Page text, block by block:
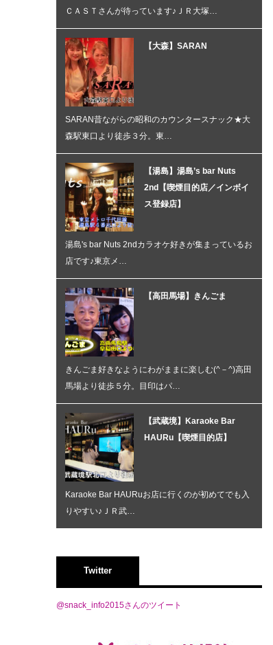
ＣＡＳＴさんが待っています♪ＪＲ大塚…
【大森】SARAN
SARAN昔ながらの昭和のカウンタースナック★大
森駅東口より徒歩３分。東…
【湯島】湯島’s bar Nuts
2nd【喫煙目的店／インボイ
ス登録店】
湯島's bar Nuts 2ndカラオケ好きが集まっているお
店です♪東京メ…
【高田馬場】きんごま
きんごま好きなようにわがままに楽しむ(^－^)高田
馬場より徒歩５分。目印はパ…
【武蔵境】Karaoke Bar
HAURu【喫煙目的店】
Karaoke Bar HAURuお店に行くのが初めてでも入
りやすい♪ＪＲ武…
Twitter
@snack_info2015さんのツイート